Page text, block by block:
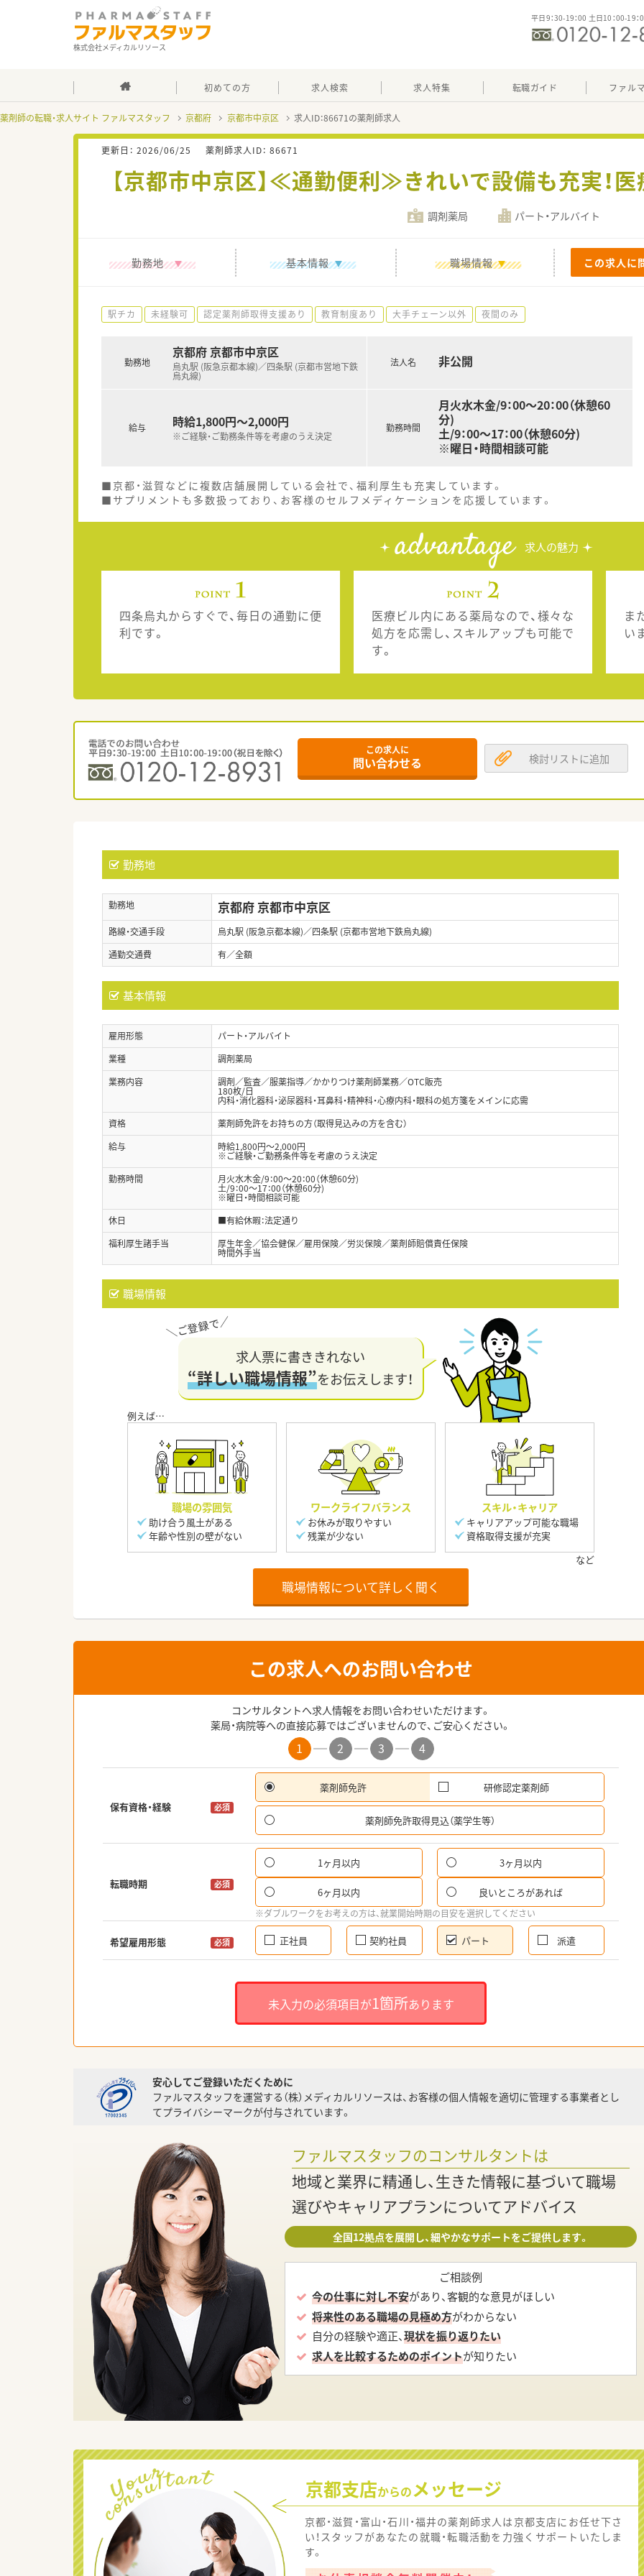
株式会社メディカルリソース
平日9：30-19：00 土日10：00-19：
初めての方 求人検索 求人特集 転職ガイド ファル
薬剤師の転職・求人サイト ファルマスタッフ 京都府 京都市中京区 求人ID：86671の薬剤師求人
更新日： 2026/06/25 薬剤師求人ID： 86671
【京都市中京区】≪通勤便利≫きれいで設備も充実！医
調剤薬局 パート・アルバイト
勤務地 基本情報 職場情報 この求人に
駅チカ 未経験可 認定薬剤師取得支援あり 教育制度あり 大手チェーン以外 夜間のみ
勤務地
京都府 京都市中京区
烏丸駅 (阪急京都本線)／四条駅 (京都市営地下鉄
烏丸線)
給与 時給1,800円～2,000円
※ご経験・ご勤務条件等を考慮のうえ決定
法人名 非公開
勤務時間
月火水木金/9：00～20：00（休憩60
分)
土/9：00～17：00（休憩60分)
※曜日・時間相談可能
■京都・滋賀などに複数店舗展開している会社で、福利厚生も充実しています。
■サプリメントも多数扱っており、お客様のセルフメディケーションを応援しています。
advantage 求人の魅力
四条烏丸からすぐで、毎日の通勤に便
利です。
医療ビル内にある薬局なので、様々な
処方を応需し、スキルアップも可能で
す。
ま
い
この求人に
問い合わせる 検討リストに追加
勤務地
勤務地 京都府 京都市中京区
路線・交通手段
烏丸駅 (阪急京都本線)／四条駅 (京都市営地下鉄烏丸線)
通勤交通費
有／全額
基本情報
雇用形態
パート・アルバイト
業種
調剤薬局
業務内容
調剤／監査／服薬指導／かかりつけ薬剤師業務／OTC販売
180枚/日
内科・消化器科・泌尿器科・耳鼻科・精神科・心療内科・眼科の処方箋をメインに応需
資格
薬剤師免許をお持ちの方（取得見込みの方を含む）
給与
時給1,800円～2,000円
※ご経験・ご勤務条件等を考慮のうえ決定
勤務時間
月火水木金/9：00～20：00（休憩60分)
土/9：00～17：00（休憩60分)
※曜日・時間相談可能
休日
■有給休暇：法定通り
福利厚生諸手当
厚生年金／協会健保／雇用保険／労災保険／薬剤師賠償責任保険
時間外手当
職場情報
求人票に書ききれない
“詳しい職場情報”をお伝えします！
職場の雰囲気
助け合う風土がある
年齢や性別の壁がない
ワークライフバランス
お休みが取りやすい
残業が少ない
スキル・キャリア
キャリアアップ可能な職場
資格取得支援が充実
職場情報について詳しく聞く
この求人へのお問い合わせ
コンサルタントへ求人情報をお問い合わせいただけます。
薬局・病院等への直接応募ではございませんので、ご安心ください。
1 2 3 4
保有資格・経験 必須
薬剤師免許 研修認定薬剤師
薬剤師免許取得見込（薬学生等）
転職時期 必須
1ヶ月以内 3ヶ月以内
6ヶ月以内 良いところがあれば
※ダブルワークをお考えの方は、就業開始時期の目安を選択してください
希望雇用形態 必須 正社員 契約社員 パート 派遣
未入力の必須項目が1箇所あります
安心してご登録いただくために
ファルマスタッフを運営する（株）メディカルリソースは、お客様の個人情報を適切に管理する事業者とし
てプライバシーマークが付与されています。
ファルマスタッフのコンサルタントは
地域と業界に精通し、生きた情報に基づいて職場
選びやキャリアプランについてアドバイス
全国12拠点を展開し、細やかなサポートをご提供します。
ご相談例
今の仕事に対し不安があり、客観的な意見がほしい
将来性のある職場の見極め方がわからない
自分の経験や適正、現状を振り返りたい
求人を比較するためのポイントが知りたい
京都支店からのメッセージ
京都・滋賀・富山・石川・福井の薬剤師求人は京都支店にお任せ下さ
い！スタッフがあなたの就職・転職活動を力強くサポートいたしま
す。